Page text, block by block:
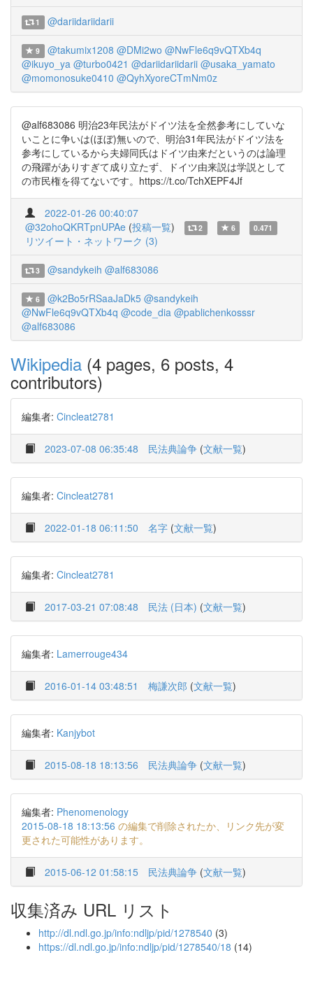
1 @dariidariidarii
9 @takumix1208 @DMi2wo @NwFle6q9vQTXb4q
@ikuyo_ya @turbo0421 @dariidariidarii @usaka_yamato
@momonosuke0410 @QyhXyoreCTmNm0z
@alf683086 明治23年民法がドイツ法を全然参考にしていな
いことに争いは(ほぼ)無いので、明治31年民法がドイツ法を
参考にしているから夫婦同氏はドイツ由来だというのは論理
の飛躍がありすぎて成り立たず、ドイツ由来説は学説として
の市民権を得てないです。https://t.co/TchXEPF4Jf
2022-01-26 00:40:07
@32ohoQKRTpnUPAe (投稿一覧) 2 6 0.471
リツイート・ネットワーク (3)
3 @sandykeih @alf683086
6 @k2Bo5rRSaaJaDk5 @sandykeih
@NwFle6q9vQTXb4q @code_dia @pablichenkosssr
@alf683086
Wikipedia (4 pages, 6 posts, 4
contributors)
編集者: Cincleat2781
2023-07-08 06:35:48 民法典論争 (文献一覧)
編集者: Cincleat2781
2022-01-18 06:11:50 名字 (文献一覧)
編集者: Cincleat2781
2017-03-21 07:08:48 民法 (日本) (文献一覧)
編集者: Lamerrouge434
2016-01-14 03:48:51 梅謙次郎 (文献一覧)
編集者: Kanjybot
2015-08-18 18:13:56 民法典論争 (文献一覧)
編集者: Phenomenology
2015-08-18 18:13:56 の編集で削除されたか、リンク先が変
更された可能性があります。
2015-06-12 01:58:15 民法典論争 (文献一覧)
収集済み URL リスト
http://dl.ndl.go.jp/info:ndljp/pid/1278540 (3)
https://dl.ndl.go.jp/info:ndljp/pid/1278540/18 (14)